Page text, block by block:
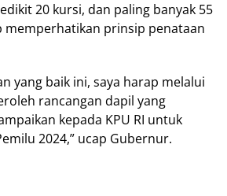
20 kursi, dan paling banyak 55
memperhatikan prinsip penataan
yang baik ini, saya harap melalui
rancangan dapil yang
kepada KPU RI untuk
2024,” ucap Gubernur.